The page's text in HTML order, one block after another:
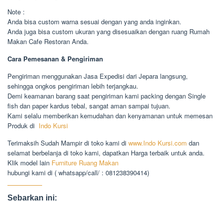
Note :
Anda bisa custom warna sesuai dengan yang anda inginkan.
Anda juga bisa custom ukuran yang disesuaikan dengan ruang Rumah
Makan Cafe Restoran Anda.
Cara Pemesanan & Pengiriman
Pengiriman menggunakan Jasa Expedisi dari Jepara langsung,
sehingga ongkos pengiriman lebih terjangkau.
Demi keamanan barang saat pengiriman kami packing dengan Single
fish dan paper kardus tebal, sangat aman sampai tujuan.
Kami selalu memberikan kemudahan dan kenyamanan untuk memesan
Produk di Indo Kursi
Terimaksih Sudah Mampir di toko kami di www.Indo Kursi.com dan
selamat berbelanja di toko kami, dapatkan Harga terbaik untuk anda.
Klik model lain Furniture Ruang Makan
hubungi kami di ( whatsapp/call/ : 081238390414)
Sebarkan ini: